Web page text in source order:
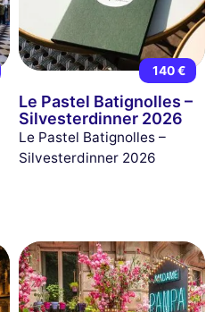
140 €
Le Pastel Batignolles –
Silvesterdinner 2026
Le Pastel Batignolles –
Silvesterdinner 2026